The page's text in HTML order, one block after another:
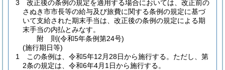
3
改正後の条例の規定を適用する場合においては、改正前の
さぬき市市長等の給与及び旅費に関する条例の規定に基づ
いて支給された期末手当は、改正後の条例の規定による期
末手当の内払とみなす。
附 則(令和5年条例第24号)
(施行期日等)
1
この条例は、令和5年12月28日から施行する。 ただし、第
2条の規定は、令和6年4月1日から施行する。